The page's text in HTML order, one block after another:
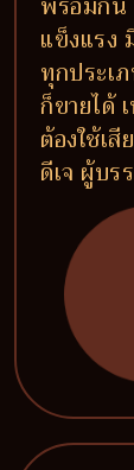
แข็งแรง
ทุกประเ
ก็ขายได้
ต้องใช้เ
ดีเจ ผู้บร